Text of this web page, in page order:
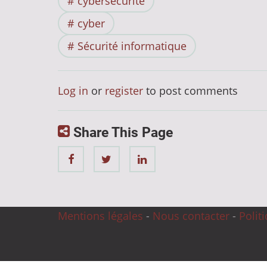
cyber
Sécurité informatique
Log in or register to post comments
Share This Page
Mentions légales - Nous contacter -